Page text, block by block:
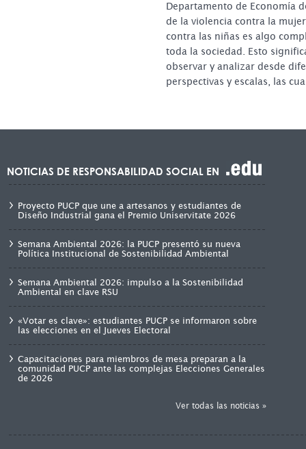
Departamento de Economía
de la violencia contra la
contra las niñas es algo
toda la sociedad. Esto
observar y analizar desde
perspectivas y escalas, las
NOTICIAS DE RESPONSABILIDAD SOCIAL EN
Proyecto PUCP que une a artesanos y estudiantes de
Diseño Industrial gana el Premio Uniservitate 2026
Semana Ambiental 2026: la PUCP presentó su nueva
Política Institucional de Sostenibilidad Ambiental
Semana Ambiental 2026: impulso a la Sostenibilidad
Ambiental en clave RSU
«Votar es clave»: estudiantes PUCP se informaron sobre
las elecciones en el Jueves Electoral
Capacitaciones para miembros de mesa preparan a la
comunidad PUCP ante las complejas Elecciones Generales
de 2026
Ver todas las noticias »